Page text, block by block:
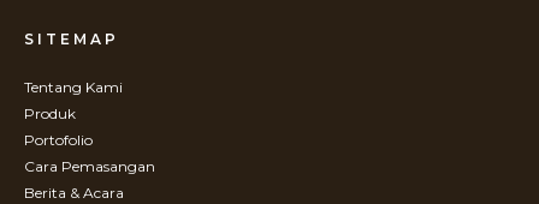
SITEMAP
Tentang Kami
Produk
Portofolio
Cara Pemasangan
Berita & Acara